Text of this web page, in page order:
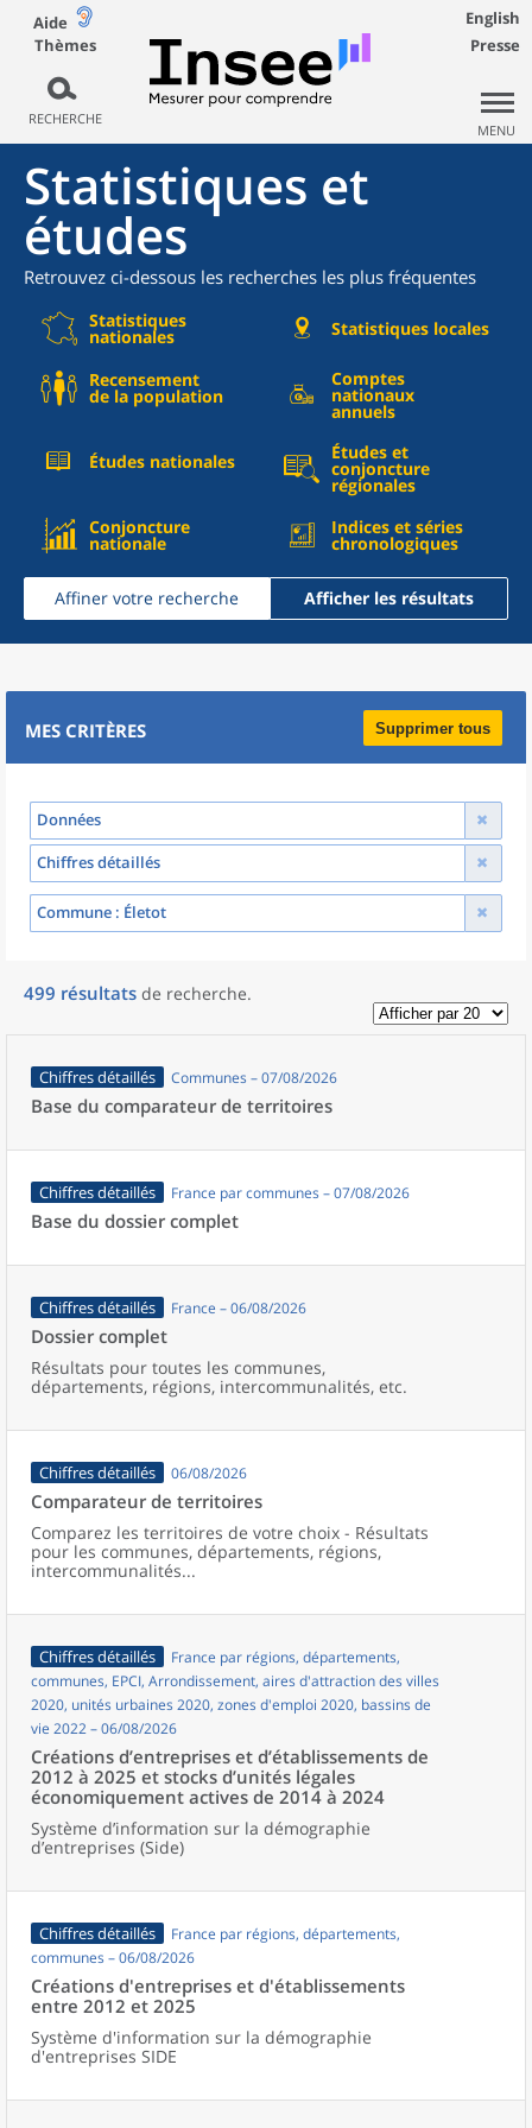
Aide
Thèmes
RECHERCHE
English
Presse
MENU
Statistiques et
études
Retrouvez ci-dessous les recherches les plus fréquentes
Statistiques
nationales Statistiques locales
Recensement
de la population
Comptes
nationaux
annuels
Études nationales Études et
conjoncture
régionales
Conjoncture
nationale
Indices et séries
chronologiques
Affiner votre recherche Afficher les résultats
MES CRITÈRES Supprimer tous
Données
Chiffres détaillés
Commune : Életot
499 résultats de recherche.
Chiffres détaillés Communes – 07/08/2026
Base du comparateur de territoires
Chiffres détaillés France par communes – 07/08/2026
Base du dossier complet
Chiffres détaillés France – 06/08/2026
Dossier complet
Résultats pour toutes les communes,
départements, régions, intercommunalités, etc.
Chiffres détaillés 06/08/2026
Comparateur de territoires
Comparez les territoires de votre choix - Résultats
pour les communes, départements, régions,
intercommunalités...
Chiffres détaillés
France par régions, départements,
communes, EPCI, Arrondissement, aires d'attraction des villes
2020, unités urbaines 2020, zones d'emploi 2020, bassins de
vie 2022 – 06/08/2026
Créations d’entreprises et d’établissements de
2012 à 2025 et stocks d’unités légales
économiquement actives de 2014 à 2024
Système d’information sur la démographie
d’entreprises (Side)
Chiffres détaillés
France par régions, départements,
communes – 06/08/2026
Créations d'entreprises et d'établissements
entre 2012 et 2025
Système d'information sur la démographie
d'entreprises SIDE